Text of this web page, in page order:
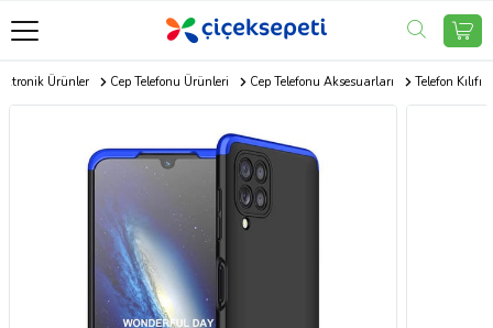
Ürünler Cep Telefonu Ürünleri Cep Telefonu Aksesuarları Telefon Kılıfı